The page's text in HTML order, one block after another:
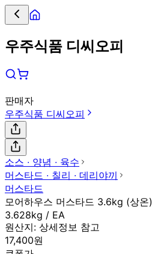
우주식품 디씨오피
판매자
우주식품 디씨오피
소스 ∙ 양념 ∙ 육수
머스타드 ∙ 칠리 ∙ 데리야끼
머스타드
모어하우스 머스타드 3.6kg (상온)
3.628kg / EA
원산지: 상세정보 참고
17,400원